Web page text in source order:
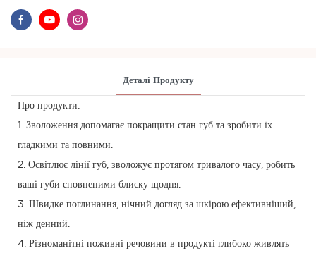
Деталі Продукту
Про продукти:
1. Зволоження допомагає покращити стан губ та зробити їх
гладкими та повними.
2. Освітлює лінії губ, зволожує протягом тривалого часу, робить
ваші губи сповненими блиску щодня.
3. Швидке поглинання, нічний догляд за шкірою ефективніший,
ніж денний.
4. Різноманітні поживні речовини в продукті глибоко живлять